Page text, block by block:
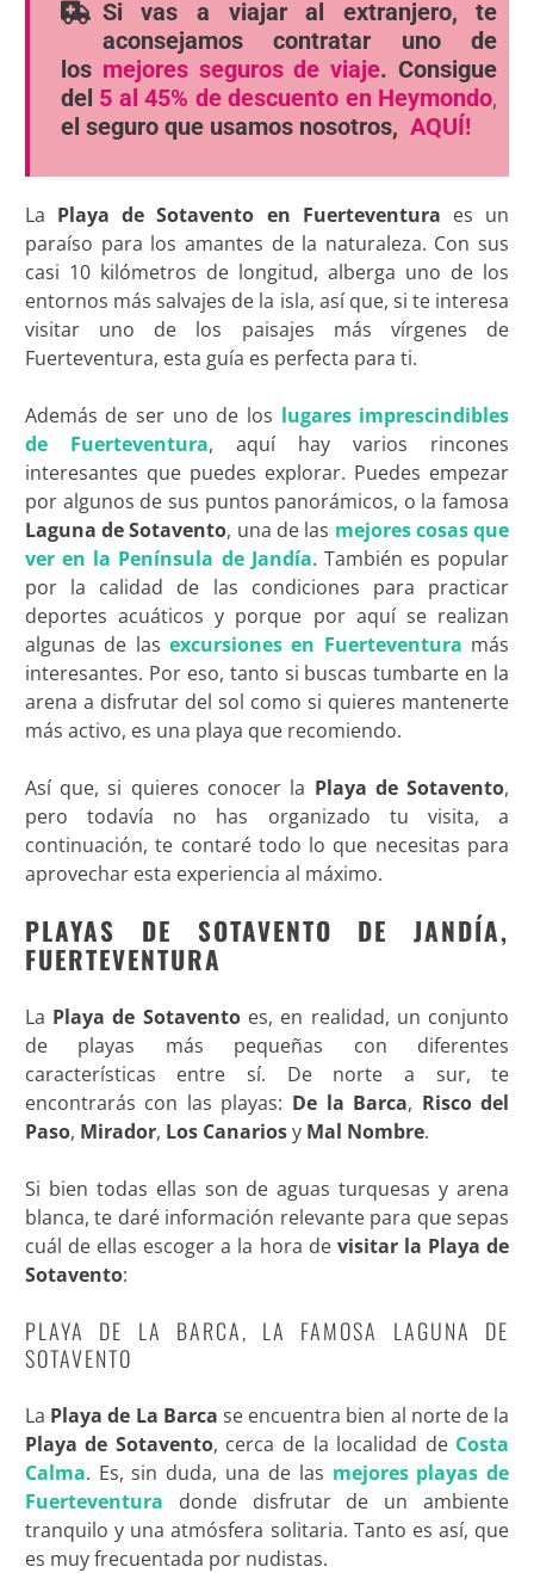
Si vas a viajar al extranjero, te
aconsejamos contratar uno de
los mejores seguros de viaje. Consigue
del 5 al 45% de descuento en Heymondo,
el seguro que usamos nosotros, AQUÍ!
La Playa de Sotavento en Fuerteventura es un
paraíso para los amantes de la naturaleza. Con sus
casi 10 kilómetros de longitud, alberga uno de los
entornos más salvajes de la isla, así que, si te interesa
visitar uno de los paisajes más vírgenes de
Fuerteventura, esta guía es perfecta para ti.
Además de ser uno de los lugares imprescindibles
de Fuerteventura, aquí hay varios rincones
interesantes que puedes explorar. Puedes empezar
por algunos de sus puntos panorámicos, o la famosa
Laguna de Sotavento, una de las mejores cosas que
ver en la Península de Jandía. También es popular
por la calidad de las condiciones para practicar
deportes acuáticos y porque por aquí se realizan
algunas de las excursiones en Fuerteventura más
interesantes. Por eso, tanto si buscas tumbarte en la
arena a disfrutar del sol como si quieres mantenerte
más activo, es una playa que recomiendo.
Así que, si quieres conocer la Playa de Sotavento,
pero todavía no has organizado tu visita, a
continuación, te contaré todo lo que necesitas para
aprovechar esta experiencia al máximo.
PLAYAS DE SOTAVENTO DE JANDÍA,
FUERTEVENTURA
La Playa de Sotaventoes, en realidad, un conjunto
de playas más pequeñas con diferentes
características entre sí. De norte a sur, te
encontrarás con las playas: De la Barca, Risco del
Paso, Mirador, Los Canariosy Mal Nombre.
Si bien todas ellas son de aguas turquesas y arena
blanca, te daré información relevante para que sepas
cuál de ellas escoger a la hora de visitar la Playa de
Sotavento:
PLAYA DE LA BARCA, LA FAMOSA LAGUNA DE
SOTAVENTO
La Playa de La Barca se encuentra bien al norte de la
Playa de Sotavento, cerca de la localidad de Costa
Calma. Es, sin duda, una de las mejores playas de
Fuerteventura donde disfrutar de un ambiente
tranquilo y una atmósfera solitaria. Tanto es así, que
es muy frecuentada por nudistas.